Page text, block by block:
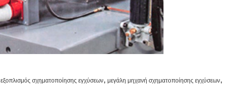
εξοπλισμός σχηματοποίησης εγχύσεων, μεγάλη μηχανή σχηματοποίησης εγχύσεων,